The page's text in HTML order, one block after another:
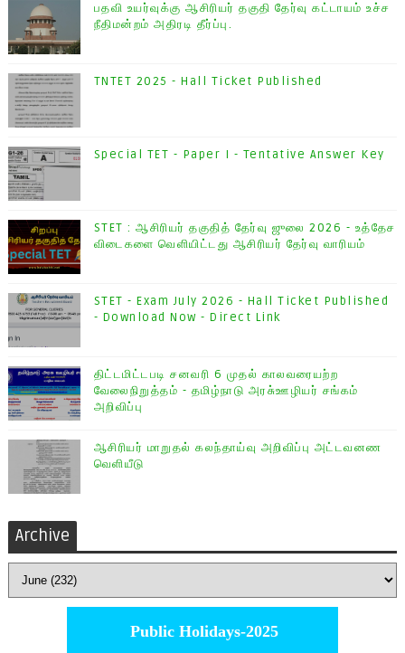
பதவி உயர்வுக்கு ஆசிரியர் தகுதி தேர்வு கட்டாயம் உச்ச
நீதிமன்றம் அதிரடி தீர்ப்பு.
TNTET 2025 - Hall Ticket Published
Special TET - Paper I - Tentative Answer Key
STET : ஆசிரியர் தகுதித் தேர்வு ஜுலை 2026 - உத்தேச
விடைகளை வெளியிட்டது ஆசிரியர் தேர்வு வாரியம்
STET - Exam July 2026 - Hall Ticket Published
- Download Now - Direct Link
திட்டமிட்டபடி சனவரி 6 முதல் காலவரையற்ற
வேலைநிறுத்தம் - தமிழ்நாடு அரசு்ஊழியர் சங்கம்
அறிவிப்பு
ஆசிரியர் மாறுதல் கலந்தாய்வு அறிவிப்பு அட்டவனண
வெளியீடு
Archive
Public Holidays-2025